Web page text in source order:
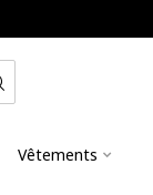
Vêtements